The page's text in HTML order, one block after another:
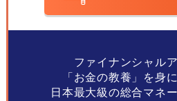
ファイナンシャル
「お金の教養」を身
日本最大級の総合マネ